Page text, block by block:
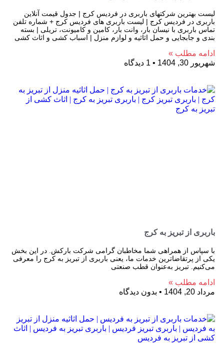
لیست بهترین شرکتهای باربری در فردیس کرج | جدول قیمت آنلاین
باربری در فردیس کرج | لیست باربری های فردیس کرج + شماره تلفن
تماس باربری با نیسان بار، وانت بار، کامین و کامیونت، تریلی | بسته
بندی و جابجایی و حمل اثاثیه و لوازم منزل | اسباب کشی و اثاث کشی
ادامه مطلب »
شهریور 30, 1404
باربری از تبریز به کرج
با سپاس از همراهی شما مخاطبان گرامی شرکت بارکش. در این بخش
یکی از پرتقاضاترین خدمات ما، یعنی باربری از تبریز به کرج را معرفی
می‌کنیم. تبریز به‌عنوان قطب صنعتی
ادامه مطلب »
مرداد 20, 1404
بدون دیدگاه